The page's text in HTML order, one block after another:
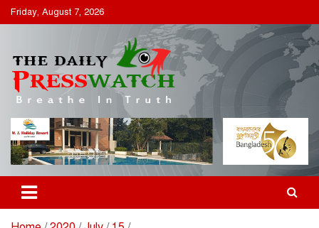
k
n
Friday, August 7, 2026
ডেইলি প্রেসওয়াচ
ডেইলি প্রেসওয়াচ মুক্তিযুদ্ধের চেতনায় উদ্বুদ্ধ মুখপত্র